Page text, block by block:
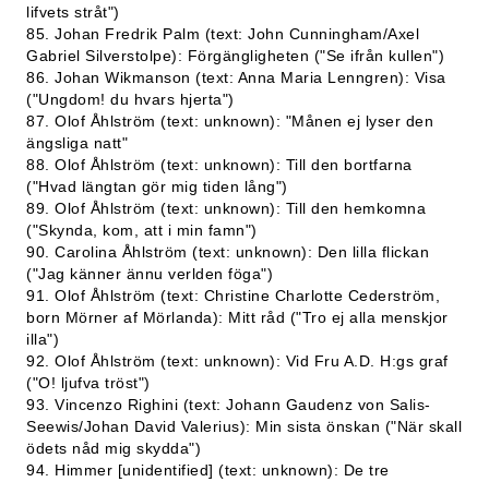
lifvets stråt")
85. Johan Fredrik Palm (text: John Cunningham/Axel
Gabriel Silverstolpe): Förgängligheten ("Se ifrån kullen")
86. Johan Wikmanson (text: Anna Maria Lenngren): Visa
("Ungdom! du hvars hjerta")
87. Olof Åhlström (text: unknown): "Månen ej lyser den
ängsliga natt"
88. Olof Åhlström (text: unknown): Till den bortfarna
("Hvad längtan gör mig tiden lång")
89. Olof Åhlström (text: unknown): Till den hemkomna
("Skynda, kom, att i min famn")
90. Carolina Åhlström (text: unknown): Den lilla flickan
("Jag känner ännu verlden föga")
91. Olof Åhlström (text: Christine Charlotte Cederström,
born Mörner af Mörlanda): Mitt råd ("Tro ej alla menskjor
illa")
92. Olof Åhlström (text: unknown): Vid Fru A.D. H:gs graf
("O! ljufva tröst")
93. Vincenzo Righini (text: Johann Gaudenz von Salis-
Seewis/Johan David Valerius): Min sista önskan ("När skall
ödets nåd mig skydda")
94. Himmer [unidentified] (text: unknown): De tre